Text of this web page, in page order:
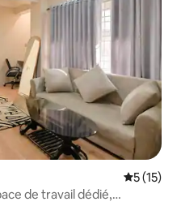
Note
5 (15)
de travail dédié,